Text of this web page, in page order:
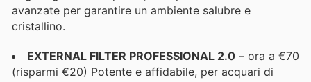
avanzate per garantire un ambiente salubre e
cristallino.
EXTERNAL FILTER PROFESSIONAL 2.0 – ora a €70
(risparmi €20) Potente e affidabile, per acquari di